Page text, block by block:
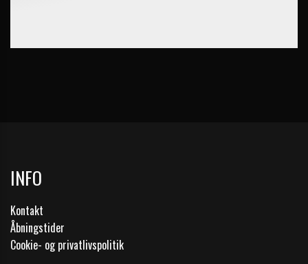
INFO
Kontakt
Åbningstider
Cookie- og privatlivspolitik